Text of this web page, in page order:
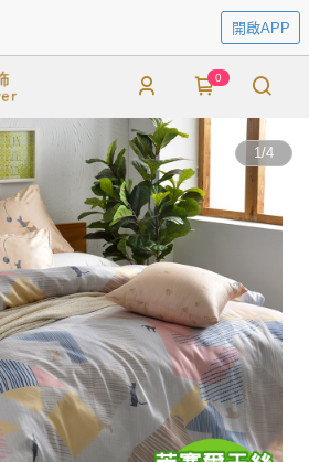
開啟APP
0
1/4